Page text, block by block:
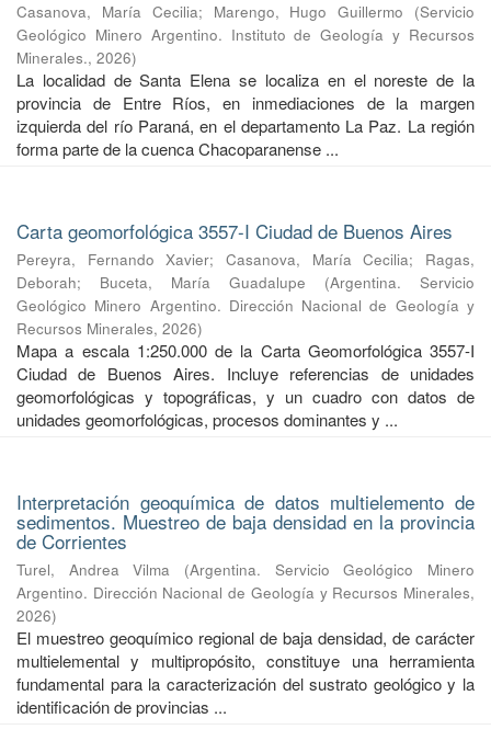
Casanova, María Cecilia; Marengo, Hugo Guillermo (Servicio
Geológico Minero Argentino. Instituto de Geología y Recursos
Minerales., 2026)
La localidad de Santa Elena se localiza en el noreste de la
provincia de Entre Ríos, en inmediaciones de la margen
izquierda del río Paraná, en el departamento La Paz. La región
forma parte de la cuenca Chacoparanense ...
Carta geomorfológica 3557-I Ciudad de Buenos Aires
Pereyra, Fernando Xavier;Casanova, María Cecilia; Ragas,
Deborah; Buceta, María Guadalupe (Argentina. Servicio
Geológico Minero Argentino. Dirección Nacional de Geología y
Recursos Minerales, 2026)
Mapa a escala 1:250.000 de la Carta Geomorfológica 3557-I
Ciudad de Buenos Aires. Incluye referencias de unidades
geomorfológicas y topográficas, y un cuadro con datos de
unidades geomorfológicas, procesos dominantes y ...
Interpretación geoquímica de datos multielemento de
sedimentos. Muestreo de baja densidad en la provincia
de Corrientes
Turel, Andrea Vilma (Argentina. Servicio Geológico Minero
Argentino. Dirección Nacional de Geología y Recursos Minerales,
2026)
El muestreo geoquímico regional de baja densidad, de carácter
multielemental y multipropósito, constituye una herramienta
fundamental para la caracterización del sustrato geológico y la
identificación de provincias ...